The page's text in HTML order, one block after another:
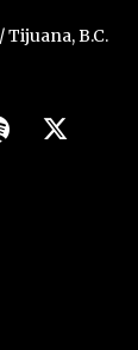
Tijuana, B.C.